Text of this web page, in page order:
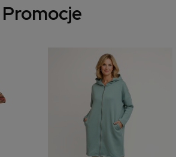
Promocje